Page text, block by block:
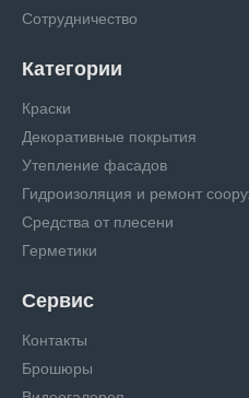
Сотрудничество
Категории
Краски
Декоративные покрытия
Утепление фасадов
Гидроизоляция и ремонт
Средства от плесени
Герметики
Сервис
Контакты
Брошюры